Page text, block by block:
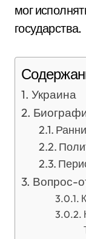
мог
государства.
Украина
Вопрос-